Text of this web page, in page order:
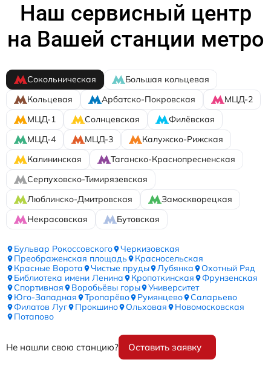
Наш сервисный центр
на Вашей станции метро
Сокольническая
Большая кольцевая
Кольцевая
Арбатско-Покровская
МЦД-2
МЦД-1
Солнцевская
Филёвская
МЦД-4
МЦД-3
Калужско-Рижская
Калининская
Таганско-Краснопресненская
Серпуховско-Тимирязевская
Люблинско-Дмитровская
Замоскворецкая
Некрасовская
Бутовская
Бульвар Рокоссовского
Черкизовская
Преображенская площадь
Красносельская
Красные Ворота
Чистые пруды Лубянка
Охотный Ряд
Библиотека имени Ленина
Кропоткинская
Фрунзенская
Спортивная
Воробьёвы горы
Университет
Юго-Западная
Тропарёво Румянцево
Саларьево
Филатов Луг
Прокшино Ольховая
Новомосковская
Потапово
Не нашли свою станцию? Оставить заявку